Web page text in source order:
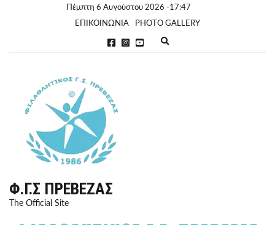
Πέμπτη 6 Αυγούστου 2026 -17:47
ΕΠΙΚΟΙΝΩΝΙΑ
PHOTO GALLERY
Φ.Γ.Σ ΠΡΈΒΕΖΑΣ
The Official Site